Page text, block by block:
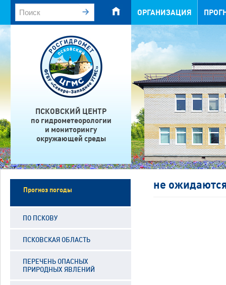
ОРГАНИЗАЦИЯ
ПСКОВСКИЙ ЦЕНТР
по гидрометеорологии
и мониторингу
окружающей среды
Прогноз погоды
ПО ПСКОВУ
ПСКОВСКАЯ ОБЛАСТЬ
ПЕРЕЧЕНЬ ОПАСНЫХ
ПРИРОДНЫХ ЯВЛЕНИЙ
не